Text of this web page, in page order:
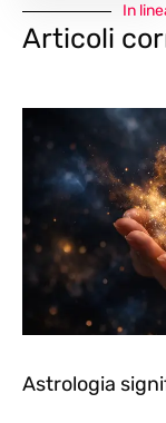
In
Articoli
Astrologia